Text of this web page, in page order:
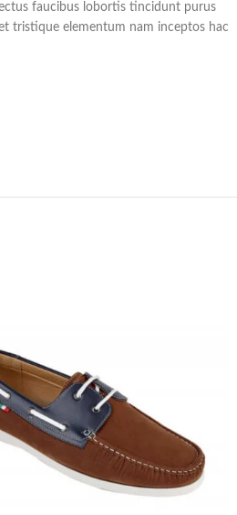
faucibus lobortis tincidunt purus
tristique elementum nam inceptos hac